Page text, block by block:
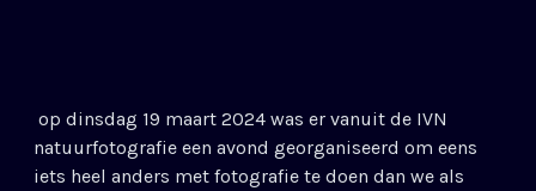
op dinsdag 19 maart 2024 was er vanuit de IVN
natuurfotografie een avond georganiseerd om eens
iets heel anders met fotografie te doen dan we als